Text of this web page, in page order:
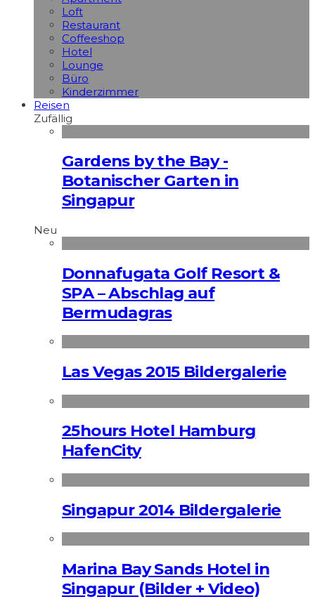
Loft
Restaurant
Coffeeshop
Hotel
Lounge
Büro
Kinderzimmer
Reisen
Zufällig
Gardens by the Bay -
Botanischer Garten in
Singapur
Neu
Donnafugata Golf Resort &
SPA – Abschlag auf
Bermudagras
Las Vegas 2015 Bildergalerie
25hours Hotel Hamburg
HafenCity
Singapur 2014 Bildergalerie
Marina Bay Sands Hotel in
Singapur (Bilder + Video)